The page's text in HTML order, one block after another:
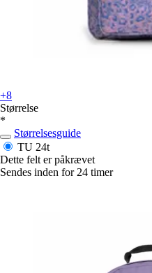
+8
Størrelse
*
Størrelsesguide
TU 24t
Dette felt er påkrævet
Sendes inden for 24 timer